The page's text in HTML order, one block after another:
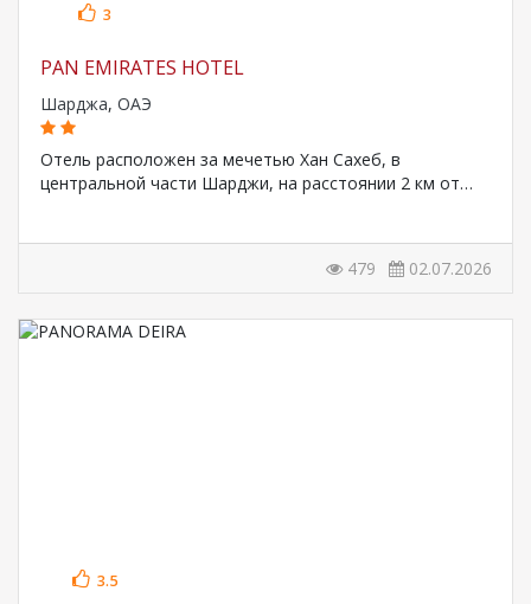
3
PAN EMIRATES HOTEL
Шарджа, ОАЭ
Отель расположен за мечетью Хан Сахеб, в
центральной части Шарджи, на расстоянии 2 км от…
479 02.07.2026
3.5